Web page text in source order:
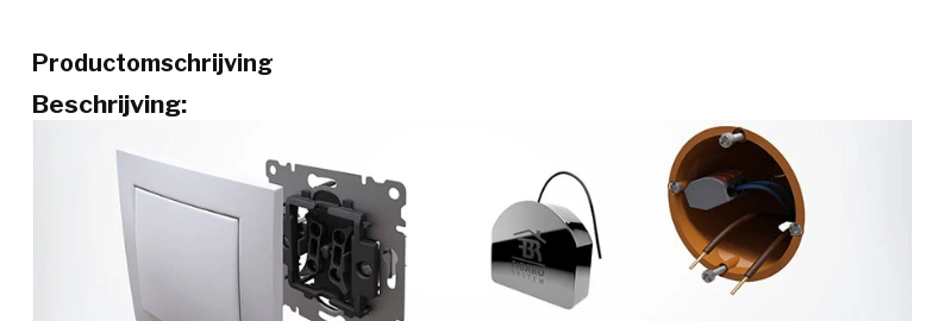
Productomschrijving
Beschrijving: